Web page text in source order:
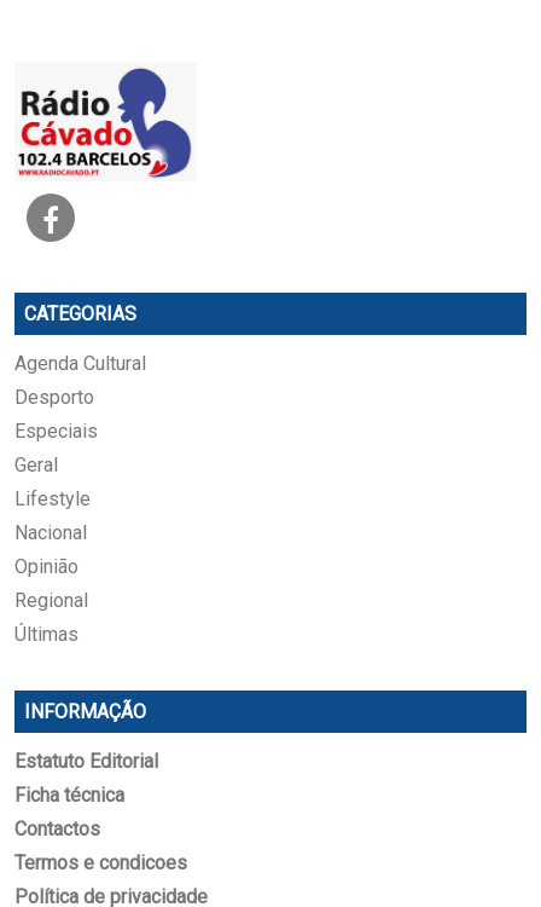
CATEGORIAS
Agenda Cultural
Desporto
Especiais
Geral
Lifestyle
Nacional
Opinião
Regional
Últimas
INFORMAÇÃO
Estatuto Editorial
Ficha técnica
Contactos
Termos e condicoes
Política de privacidade